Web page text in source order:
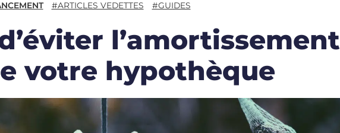
#ARTICLES VEDETTES #GUIDES
l’amortissement
votre hypothèque